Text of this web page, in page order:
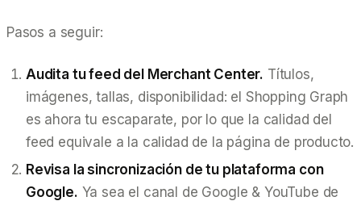
Pasos a seguir:
Audita tu feed del Merchant Center. Títulos,
imágenes, tallas, disponibilidad: el Shopping Graph
es ahora tu escaparate, por lo que la calidad del
feed equivale a la calidad de la página de producto.
Revisa la sincronización de tu plataforma con
Google. Ya sea el canal de Google & YouTube de